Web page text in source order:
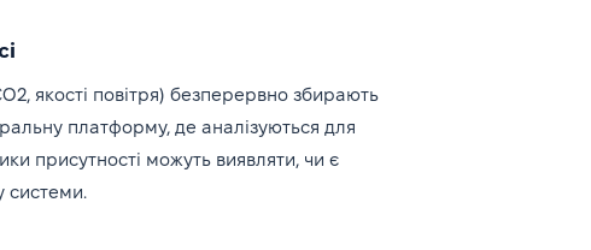
якості повітря) безперервно збирають
платформу, де аналізуються для
присутності можуть виявляти, чи є
системи.